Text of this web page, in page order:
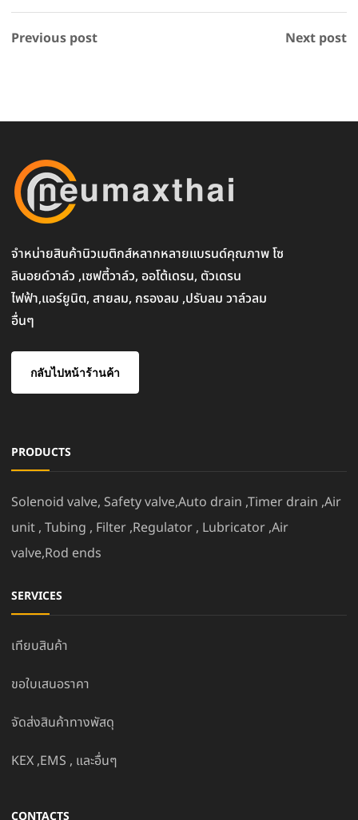
Previous post Next post
จำหน่ายสินค้านิวเมติกส์หลากหลายแบรนด์คุณภาพ โซ
ลินอยด์วาล์ว ,เซฟตี้วาล์ว, ออโต้เดรน, ตัวเดรน
ไฟฟ้า,แอร์ยูนิต, สายลม, กรองลม ,ปรับลม วาล์วลม
อื่นๆ
กลับไปหน้าร้านค้า
PRODUCTS
Solenoid valve, Safety valve,Auto drain ,Timer drain ,Air
unit , Tubing , Filter ,Regulator , Lubricator ,Air
valve,Rod ends
SERVICES
เทียบสินค้า
ขอใบเสนอราคา
จัดส่งสินค้าทางพัสดุ
KEX ,EMS , และอื่นๆ
CONTACTS